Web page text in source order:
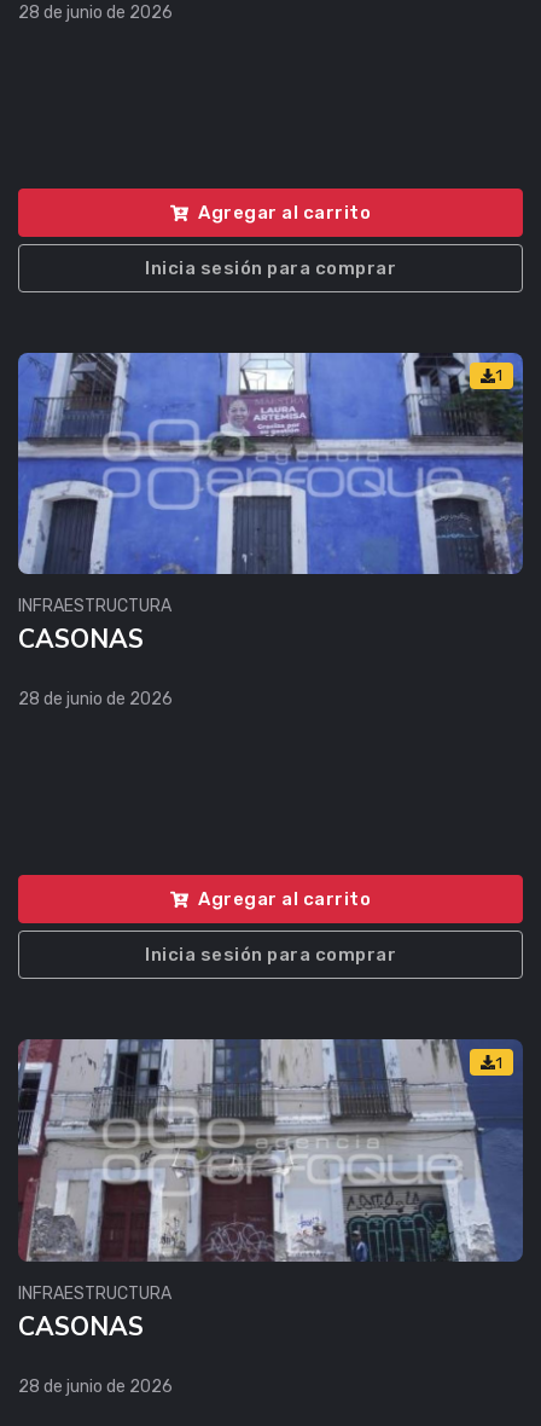
28 de junio de 2026
Agregar al carrito
Inicia sesión para comprar
1
INFRAESTRUCTURA
CASONAS
28 de junio de 2026
Agregar al carrito
Inicia sesión para comprar
1
INFRAESTRUCTURA
CASONAS
28 de junio de 2026